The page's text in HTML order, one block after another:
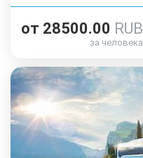
от 28500.00 RUB
за человека